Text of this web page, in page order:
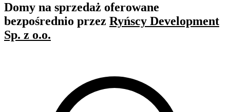
Domy na sprzedaż oferowane
bezpośrednio przez Ryńscy Development
Sp. z o.o.